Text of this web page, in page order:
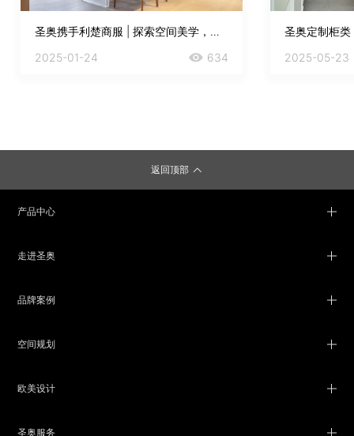
圣奥携手利楚商服 | 探索空间美学，激发创意灵感
2025-01-24
634 2025-05-23
返回顶部
产品中心
走进圣奥
品牌案例
空间规划
欧美设计
圣奥服务